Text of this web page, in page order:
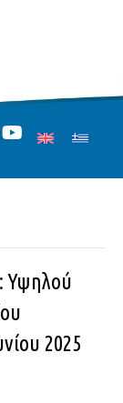
Υψηλού
2025